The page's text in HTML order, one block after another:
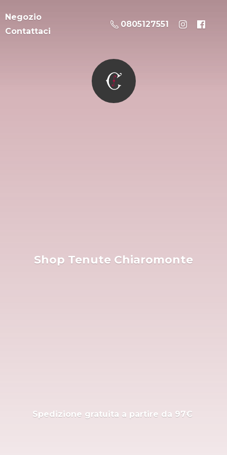
Negozio
Contattaci
0805127551
Shop Tenute Chiaromonte
Spedizione gratuita a partire da 97€